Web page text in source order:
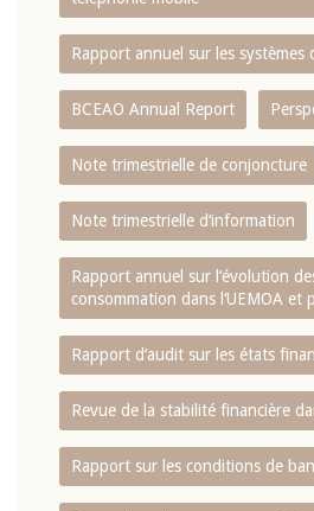
Rapport annuel sur les systèmes
BCEAO Annual Report
Note trimestrielle de conjoncture
Note trimestrielle d‘information
Rapport annuel sur l‘évolution
consommation dans l‘UEMOA et
Rapport d‘audit sur les états
Revue de la stabilité financière
Rapport sur les conditions de